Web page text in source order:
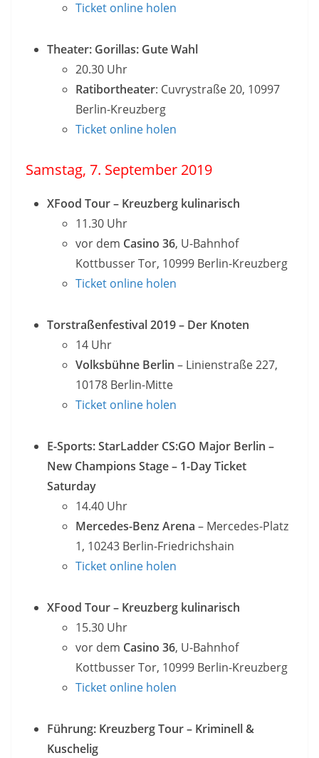
Ticket online holen
Theater: Gorillas: Gute Wahl
20.30 Uhr
Ratibortheater: Cuvrystraße 20, 10997
Berlin-Kreuzberg
Ticket online holen
Samstag, 7. September 2019
XFood Tour – Kreuzberg kulinarisch
11.30 Uhr
vor dem Casino 36, U-Bahnhof
Kottbusser Tor, 10999 Berlin-Kreuzberg
Ticket online holen
Torstraßenfestival 2019 – Der Knoten
14 Uhr
Volksbühne Berlin – Linienstraße 227,
10178 Berlin-Mitte
Ticket online holen
E-Sports: StarLadder CS:GO Major Berlin –
New Champions Stage – 1-Day Ticket
Saturday
14.40 Uhr
Mercedes-Benz Arena – Mercedes-Platz
1, 10243 Berlin-Friedrichshain
Ticket online holen
XFood Tour – Kreuzberg kulinarisch
15.30 Uhr
vor dem Casino 36, U-Bahnhof
Kottbusser Tor, 10999 Berlin-Kreuzberg
Ticket online holen
Führung: Kreuzberg Tour – Kriminell &
Kuschelig